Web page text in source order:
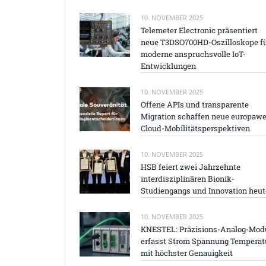
10. NOVEMBER 2025
Telemeter Electronic präsentiert
neue T3DSO700HD-Oszilloskope
moderne anspruchsvolle IoT-
Entwicklungen
10. NOVEMBER 2025
Offene APIs und transparente
Migration schaffen neue
Cloud-Mobilitätsperspektiven
10. NOVEMBER 2025
HSB feiert zwei Jahrzehnte
interdisziplinären Bionik-
Studiengangs und Innovation
10. NOVEMBER 2025
KNESTEL: Präzisions-Analog-
erfasst Strom Spannung
mit höchster Genauigkeit